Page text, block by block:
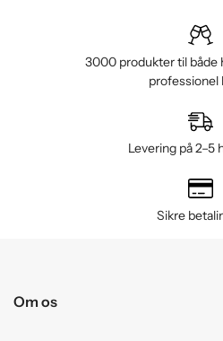
3000 produkter til både
professionel
Levering på 2–5
Sikre
Om os